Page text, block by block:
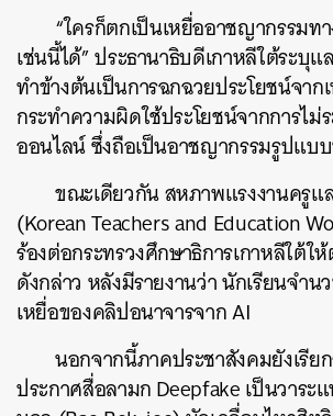
“ใครก็ตกเป็นเหยื่ออาชญากรรมท
เช่นนี้ได้” ประธานาธิบดีเกาหลีใต้ระบุแ
ทำข้างต้นเป็นการฉกฉวยประโยชน์จาก
กระทำความผิดใช้ประโยชน์จากการไม่
ออนไลน์ ซึ่งถือเป็นอาชญากรรมรูปแบ
ขณะเดียวกัน สหภาพแรงงานครูแ
(Korean Teachers and Education
ร้องต่อกระทรวงศึกษาธิการเกาหลีใต้ใ
ดังกล่าว หลังมีรายงานว่า นักเรียนจำ
เหยื่อของคลิปอนาจารจาก AI
นอกจากนี้ภาคประชาสังคมยังเรีย
ประกาศสื่อลามก Deepfake เป็นวาระ